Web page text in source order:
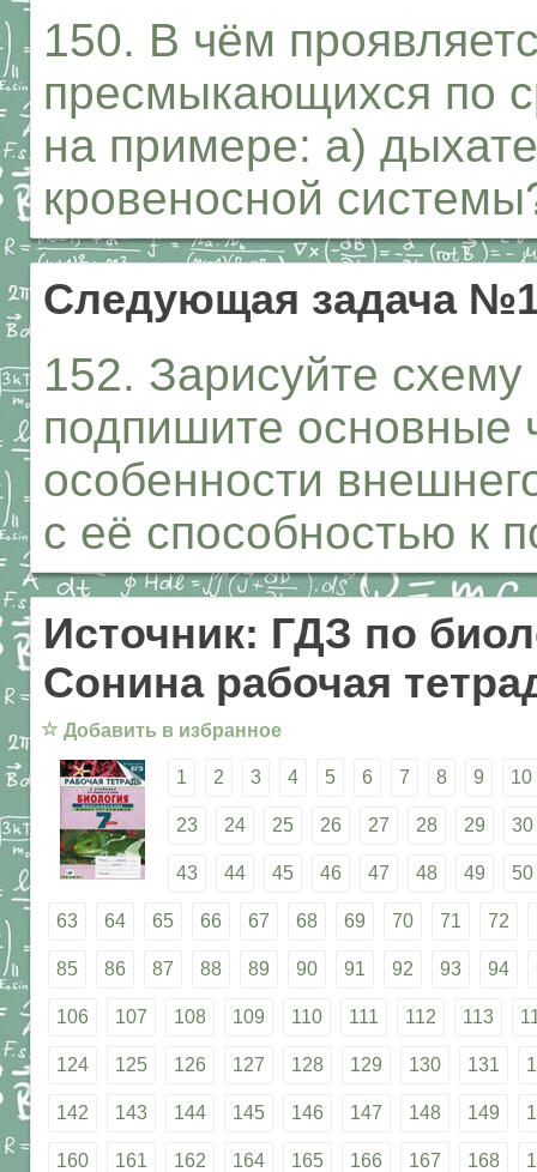
150. В чём
пресмыкающихся по
на примере: а)
кровеносной
Следующая задача
152. Зарисуйте
подпишите основные
особенности
с её способностью к
Источник: ГДЗ по
Сонина рабочая
☆ Добавить в избранное
1 2 3 4 5 6 7 8 9 10
23 24 25 26 27 28 29 30
43 44 45 46 47 48 49 50
63 64 65 66 67 68 69 70 71 72
85 86 87 88 89 90 91 92 93 94
106 107 108 109 110 111 112 113
124 125 126 127 128 129 130 131
142 143 144 145 146 147 148 149
160 161 162 164 165 166 167 168